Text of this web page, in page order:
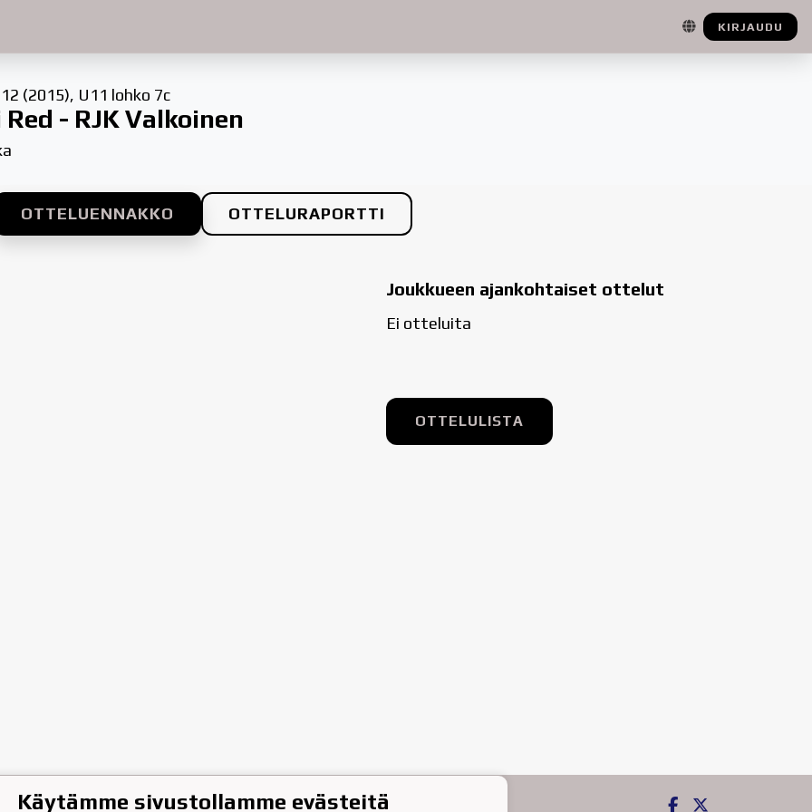
KIRJAUDU
(2015), U11 lohko 7c
- RJK Valkoinen
OTTELUENNAKKO OTTELURAPORTTI
Joukkueen ajankohtaiset ottelut
Ei otteluita
OTTELULISTA
Käytämme sivustollamme evästeitä